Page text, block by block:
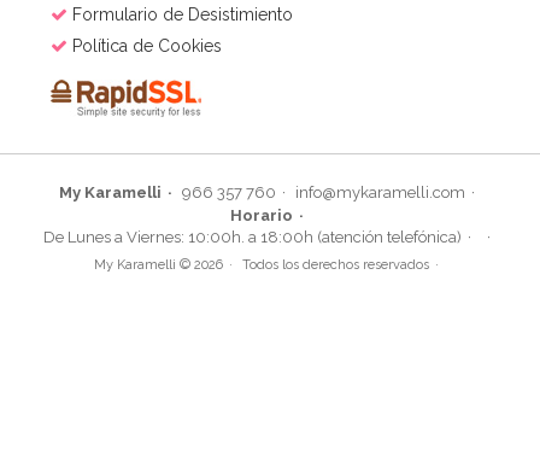
Molde Plástico Mano 27 cm
Formulario de Desistimiento
Política de Cookies
My Karamelli 966 357 760
info@mykaramelli.com
Horario
De Lunes a Viernes: 10:00h. a 18:00h (atención telefónica)
My Karamelli © 2026 Todos los derechos reservados